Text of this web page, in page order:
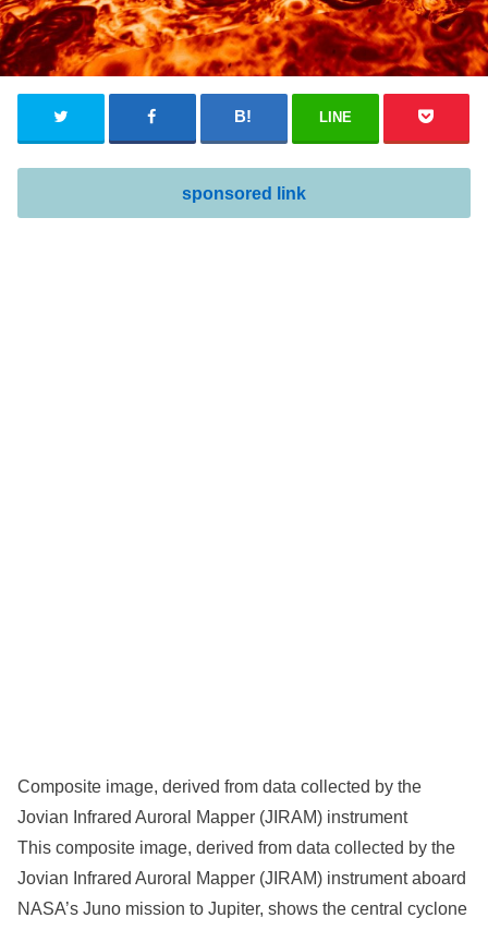
LINE
sponsored link
Composite image, derived from data collected by the
Jovian Infrared Auroral Mapper (JIRAM) instrument
This composite image, derived from data collected by the
Jovian Infrared Auroral Mapper (JIRAM) instrument aboard
NASA’s Juno mission to Jupiter, shows the central cyclone